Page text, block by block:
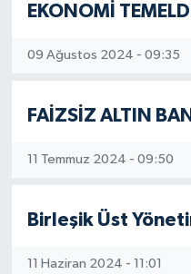
EKONOMİ
09 Ağustos 2024 - 09:35
FAİZSİZ ALTIN
11 Temmuz 2024 - 09:50
Birleşik Üst
11 Haziran 2024 - 11:01